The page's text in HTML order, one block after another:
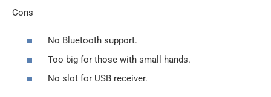
Cons
No Bluetooth support.
Too big for those with small hands.
No slot for USB receiver.